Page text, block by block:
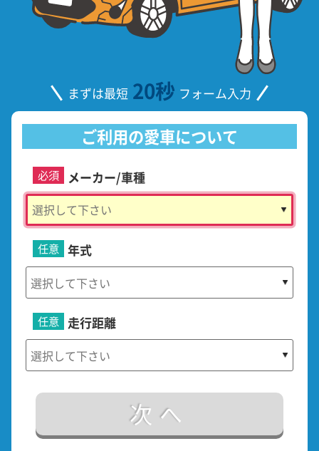
まずは最短 20秒 フォーム入力
ご利用の愛車について
メーカー/車種
必須
年式
任意
走行距離
任意
次へ